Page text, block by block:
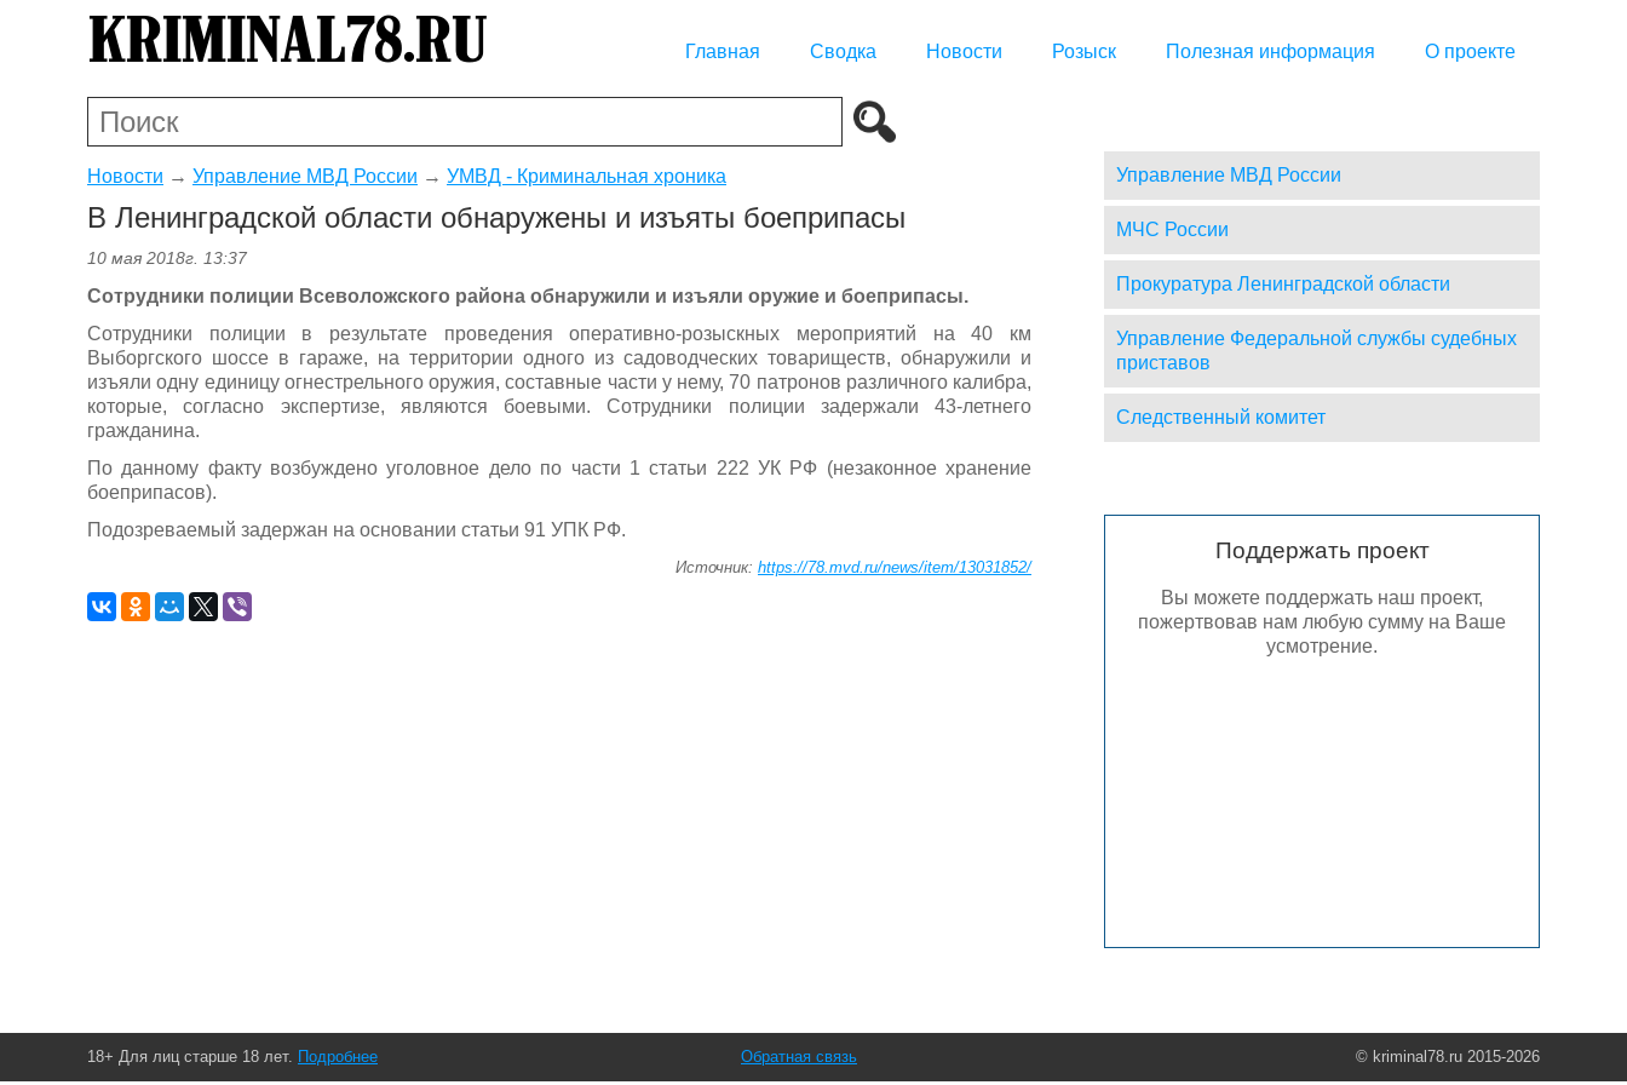
Главная Сводка Новости Розыск Полезная информация О проекте
Новости → Управление МВД России → УМВД - Криминальная хроника
В Ленинградской области обнаружены и изъяты боеприпасы
10 мая 2018г. 13:37
Сотрудники полиции Всеволожского района обнаружили и изъяли оружие и боеприпасы.
Сотрудники полиции в результате проведения оперативно-розыскных мероприятий на 40 км
Выборгского шоссе в гараже, на территории одного из садоводческих товариществ, обнаружили и
изъяли одну единицу огнестрельного оружия, составные части у нему, 70 патронов различного калибра,
которые, согласно экспертизе, являются боевыми. Сотрудники полиции задержали 43-летнего
гражданина.
По данному факту возбуждено уголовное дело по части 1 статьи 222 УК РФ (незаконное хранение
боеприпасов).
Подозреваемый задержан на основании статьи 91 УПК РФ.
Источник: https://78.mvd.ru/news/item/13031852/
Управление МВД России
МЧС России
Прокуратура Ленинградской области
Управление Федеральной службы судебных
приставов
Следственный комитет
Поддержать проект
Вы можете поддержать наш проект,
пожертвовав нам любую сумму на Ваше
усмотрение.
18+ Для лиц старше 18 лет. Подробнее © kriminal78.ru 2015-2026
Обратная связь